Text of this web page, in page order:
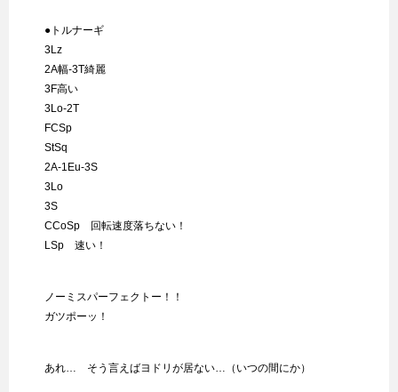
●トルナーギ
3Lz
2A幅-3T綺麗
3F高い
3Lo-2T
FCSp
StSq
2A-1Eu-3S
3Lo
3S
CCoSp 回転速度落ちない！
LSp 速い！
ノーミスパーフェクトー！！
ガツポーッ！
あれ… そう言えばヨドリが居ない…（いつの間にか）